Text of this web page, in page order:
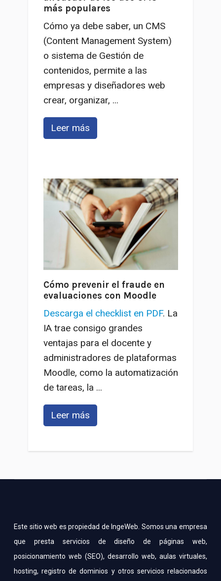
más populares
Cómo ya debe saber, un CMS
(Content Management System)
o sistema de Gestión de
contenidos, permite a las
empresas y diseñadores web
crear, organizar, ...
Leer más
Cómo prevenir el fraude en
evaluaciones con Moodle
Descarga el checklist en PDF. La
IA trae consigo grandes
ventajas para el docente y
administradores de plataformas
Moodle, como la automatización
de tareas, la ...
Leer más
Este sitio web es propiedad de IngeWeb. Somos una empresa
que presta servicios de diseño de páginas web,
posicionamiento web (SEO), desarrollo web, aulas virtuales,
hosting, registro de dominios y otros servicios relacionados